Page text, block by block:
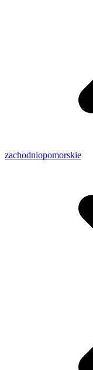
zachodniopomorskie